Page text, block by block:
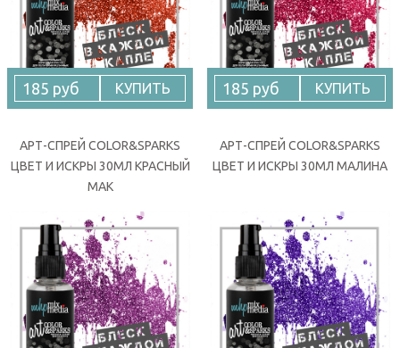
185 руб КУПИТЬ
АРТ-СПРЕЙ COLOR&SPARKS
ЦВЕТ И ИСКРЫ 30МЛ КРАСНЫЙ
МАК
185 руб КУПИТЬ
АРТ-СПРЕЙ COLOR&SPARKS
ЦВЕТ И ИСКРЫ 30МЛ МАЛИНА